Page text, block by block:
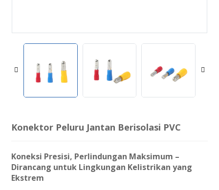
Konektor Peluru Jantan Berisolasi PVC
Koneksi Presisi, Perlindungan Maksimum –
Dirancang untuk Lingkungan Kelistrikan yang
Ekstrem